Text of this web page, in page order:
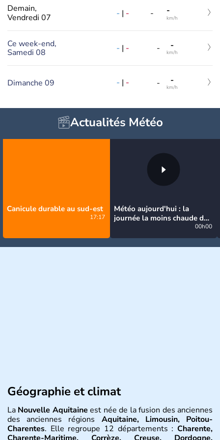
Demain,
Vendredi 07
- | - - -
km/h
Ce week-end,
Samedi 08
- | - - -
km/h
Dimanche 09 - | - - -
km/h
Actualités Météo
Canicule durable au sud-est
17:17
Météo aujourd'hui : la
journée la moins chaude de
la semaine, excepté près de
la Méditerranée
00h00
Géographie et climat
La Nouvelle Aquitaine est née de la fusion des anciennes
des anciennes régions Aquitaine, Limousin, Poitou-
Charentes. Elle regroupe 12 départements : Charente,
Charente-Maritime, Corrèze, Creuse, Dordogne,